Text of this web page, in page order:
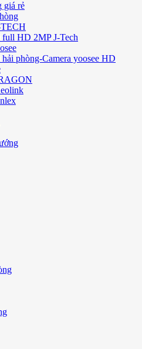
giá rẻ
HD 2MP J-Tech
phòng-Camera yoosee HD